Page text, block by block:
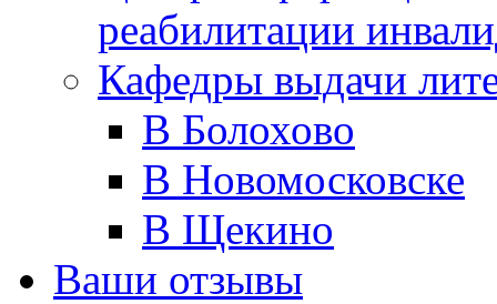
реабилитации
Кафедры выдачи
В Болохово
В Новомосковске
В Щекино
Ваши отзывы